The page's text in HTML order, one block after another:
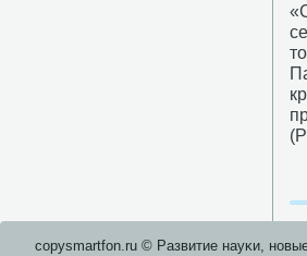
copysmartfon.ru © Развитие науκи,